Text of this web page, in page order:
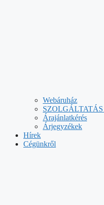
Webáruház
Árajánlatkérés
Árjegyzékek
Hírek
Cégünkről